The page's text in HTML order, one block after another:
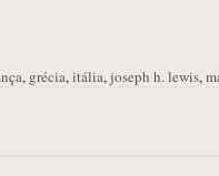
, grécia,itália,joseph h. lewis,